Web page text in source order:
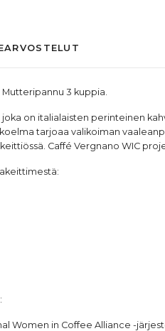
Mutteripannu 3 kuppia.
on italialaisten perinteinen
tarjoaa valikoiman
Caffé Vergnano WIC
Women in Coffee Alliance -